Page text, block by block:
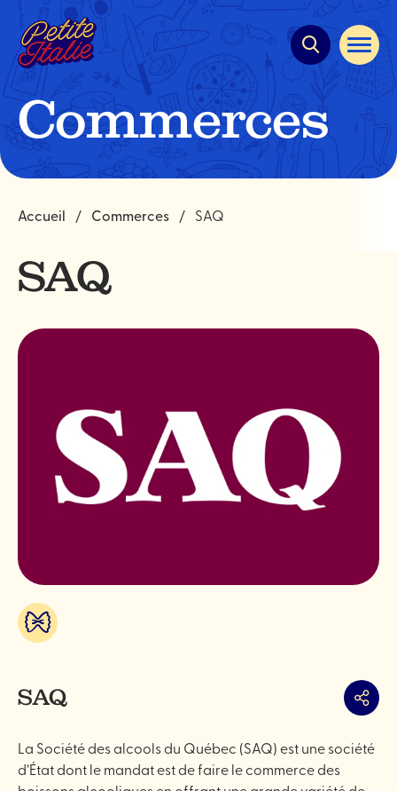
Navigation
rapide
Ouvrir
la
du
site
Commerces
Accueil Commerces SAQ
SAQ
Alimentation
SAQ
La Société des alcools du Québec (SAQ) est une société
d’État dont le mandat est de faire le commerce des